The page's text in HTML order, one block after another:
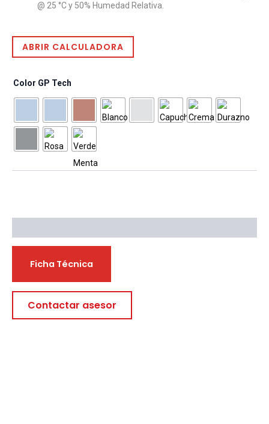
@ 25 °C y 50% Humedad Relativa.
ABRIR CALCULADORA
Color GP Tech
Ficha Técnica
Contactar asesor